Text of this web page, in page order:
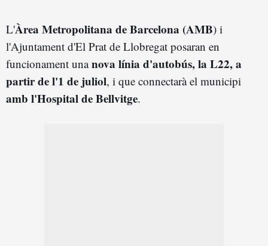
L'Àrea Metropolitana de Barcelona (AMB) i
l'Ajuntament d'El Prat de Llobregat posaran en
funcionament unanova línia d'autobús, la L22, a
partir de l'1 de juliol, i que connectarà el municipi
amb l'Hospital de Bellvitge.